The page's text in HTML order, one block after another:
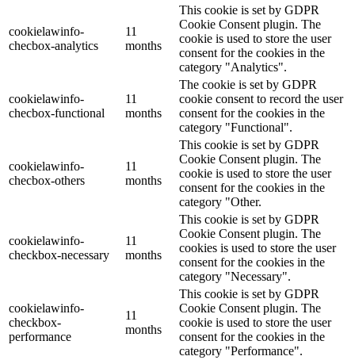
cookielawinfo-
checbox-analytics
11
months
This cookie is set by GDPR
Cookie Consent plugin. The
cookie is used to store the user
consent for the cookies in the
category "Analytics".
cookielawinfo-
checbox-functional
11
months
The cookie is set by GDPR
cookie consent to record the user
consent for the cookies in the
category "Functional".
cookielawinfo-
checbox-others
11
months
This cookie is set by GDPR
Cookie Consent plugin. The
cookie is used to store the user
consent for the cookies in the
category "Other.
cookielawinfo-
checkbox-necessary
11
months
This cookie is set by GDPR
Cookie Consent plugin. The
cookies is used to store the user
consent for the cookies in the
category "Necessary".
cookielawinfo-
checkbox-
performance
11
months
This cookie is set by GDPR
Cookie Consent plugin. The
cookie is used to store the user
consent for the cookies in the
category "Performance".